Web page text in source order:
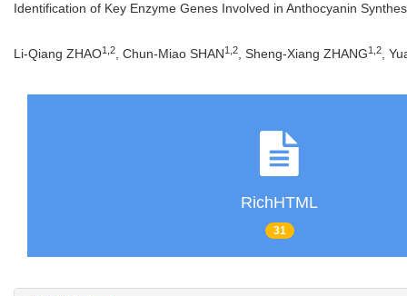
Identification of Key Enzyme Genes Involved in Anthocyanin
Li-Qiang ZHAO1 2 , Chun-Miao SHAN1 2 , Sheng-Xiang ZHANG1 2 ,
RichHTML
31